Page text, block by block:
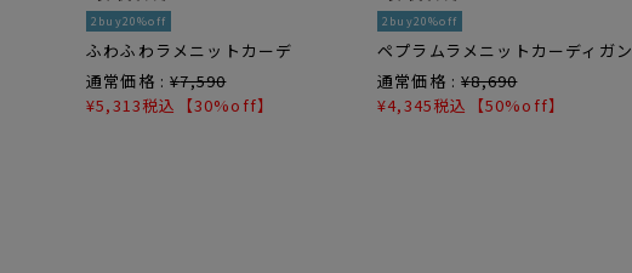
2buy20%off
ふわふわラメニットカーデ
通常価格 : ¥7,590
¥5,313税込 【30%off】
2buy20%off
ペプラムラメニットカーディガン
通常価格 : ¥8,690
¥4,345税込 【50%off】